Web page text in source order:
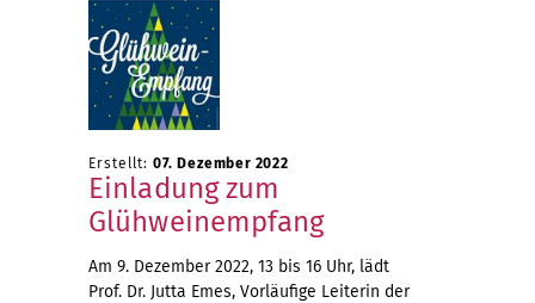
Erstellt: 07. Dezember 2022
Einladung zum
Glühweinempfang
Am 9. Dezember 2022, 13 bis 16 Uhr, lädt
Prof. Dr. Jutta Emes, Vorläufige Leiterin der